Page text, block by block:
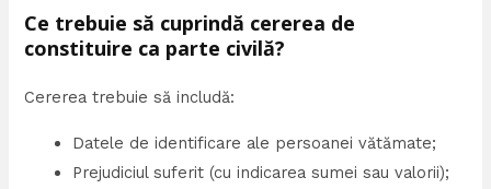
Ce trebuie să cuprindă cererea de
constituire ca parte civilă?
Cererea trebuie să includă:
Datele de identificare ale persoanei vătămate;
Prejudiciul suferit (cu indicarea sumei sau valorii);